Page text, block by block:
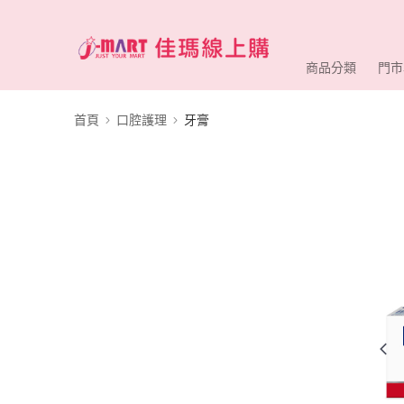
商品分類 門
首頁 口腔護理 牙膏